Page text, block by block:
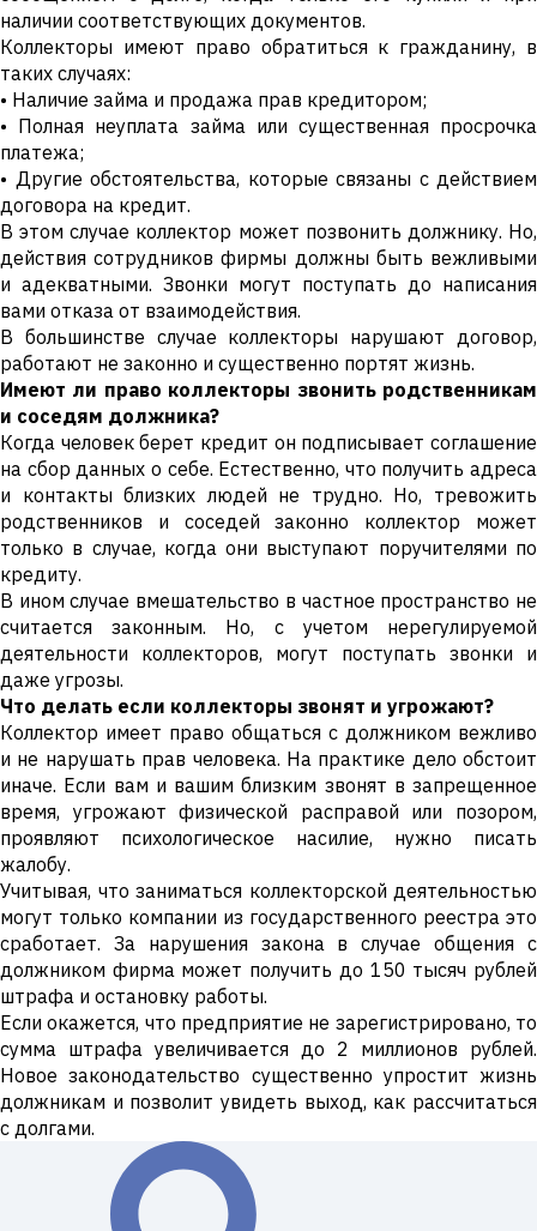
наличии соответствующих документов.
Коллекторы имеют право обратиться к гражданину, в
таких случаях:
• Наличие займа и продажа прав кредитором;
• Полная неуплата займа или существенная просрочка
платежа;
• Другие обстоятельства, которые связаны с действием
договора на кредит.
В этом случае коллектор может позвонить должнику. Но,
действия сотрудников фирмы должны быть вежливыми
и адекватными. Звонки могут поступать до написания
вами отказа от взаимодействия.
В большинстве случае коллекторы нарушают договор,
работают не законно и существенно портят жизнь.
Имеют ли право коллекторы звонить родственникам
и соседям должника?
Когда человек берет кредит он подписывает соглашение
на сбор данных о себе. Естественно, что получить адреса
и контакты близких людей не трудно. Но, тревожить
родственников и соседей законно коллектор может
только в случае, когда они выступают поручителями по
кредиту.
В ином случае вмешательство в частное пространство не
считается законным. Но, с учетом нерегулируемой
деятельности коллекторов, могут поступать звонки и
даже угрозы.
Что делать если коллекторы звонят и угрожают?
Коллектор имеет право общаться с должником вежливо
и не нарушать прав человека. На практике дело обстоит
иначе. Если вам и вашим близким звонят в запрещенное
время, угрожают физической расправой или позором,
проявляют психологическое насилие, нужно писать
жалобу.
Учитывая, что заниматься коллекторской деятельностью
могут только компании из государственного реестра это
сработает. За нарушения закона в случае общения с
должником фирма может получить до 150 тысяч рублей
штрафа и остановку работы.
Если окажется, что предприятие не зарегистрировано, то
сумма штрафа увеличивается до 2 миллионов рублей.
Новое законодательство существенно упростит жизнь
должникам и позволит увидеть выход, как рассчитаться
с долгами.